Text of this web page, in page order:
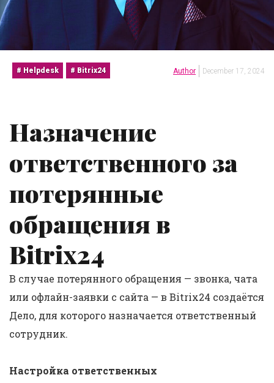
Bitrix24
Helpdesk Author December 17, 2024
Назначение
ответственного за
потерянные
обращения в
Bitrix24
В случае потерянного обращения — звонка, чата
или офлайн-заявки с сайта — в Bitrix24 создаётся
Дело, для которого назначается ответственный
сотрудник.
Настройка ответственных